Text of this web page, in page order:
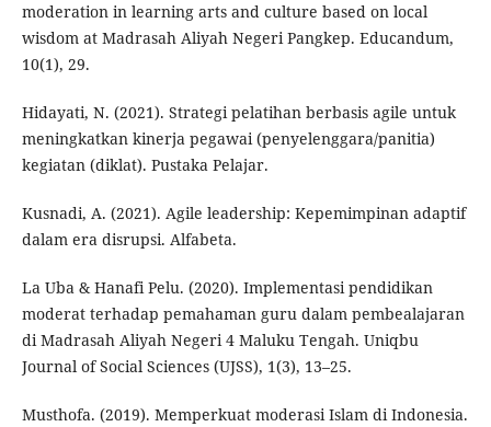
moderation in learning arts and culture based on local
wisdom at Madrasah Aliyah Negeri Pangkep. Educandum,
10(1), 29.
Hidayati, N. (2021). Strategi pelatihan berbasis agile untuk
meningkatkan kinerja pegawai (penyelenggara/panitia)
kegiatan (diklat). Pustaka Pelajar.
Kusnadi, A. (2021). Agile leadership: Kepemimpinan adaptif
dalam era disrupsi. Alfabeta.
La Uba & Hanafi Pelu. (2020). Implementasi pendidikan
moderat terhadap pemahaman guru dalam pembealajaran
di Madrasah Aliyah Negeri 4 Maluku Tengah. Uniqbu
Journal of Social Sciences (UJSS), 1(3), 13–25.
Musthofa. (2019). Memperkuat moderasi Islam di Indonesia.